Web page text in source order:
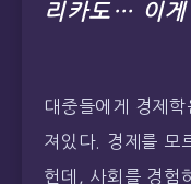
리카도… 이
대중들에게 경제
져있다. 경제를 모
헌데, 사회를 경험